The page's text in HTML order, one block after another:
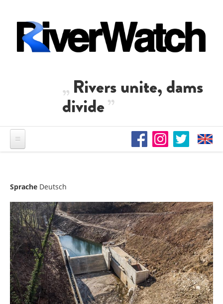
Rivers unite, dams
divide
Sprache Deutsch